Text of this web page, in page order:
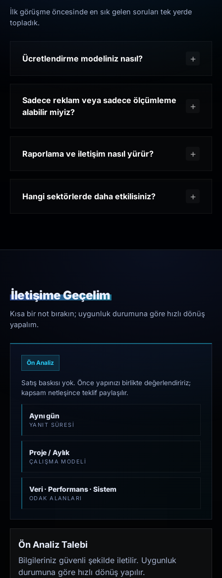
İlk görüşme öncesinde en sık gelen soruları tek yerde
topladık.
Ücretlendirme modeliniz nasıl?
Sadece reklam veya sadece ölçümleme
alabilir miyiz?
Raporlama ve iletişim nasıl yürür?
Hangi sektörlerde daha etkilisiniz?
İletişime Geçelim
Kısa bir not bırakın; uygunluk durumuna göre hızlı dönüş
yapalım.
Ön Analiz
Satış baskısı yok. Önce yapınızı birlikte değerlendiririz;
kapsam netleşince teklif paylaşılır.
Aynı gün
YANIT SÜRESI
Proje / Aylık
ÇALIŞMA MODELI
Veri · Performans · Sistem
ODAK ALANLARI
Ön Analiz Talebi
Bilgileriniz güvenli şekilde iletilir. Uygunluk
durumuna göre hızlı dönüş yapılır.